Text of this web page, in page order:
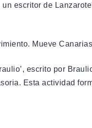
escritor de
Mueve Canarias
escrito por
Esta actividad